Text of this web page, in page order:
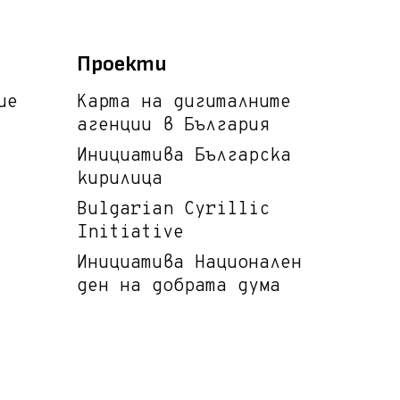
Проекти
Карта на дигиталните
агенции в България
Инициатива Българска
кирилица
Bulgarian Cyrillic
Initiative
Инициатива Национален
ден на добрата дума